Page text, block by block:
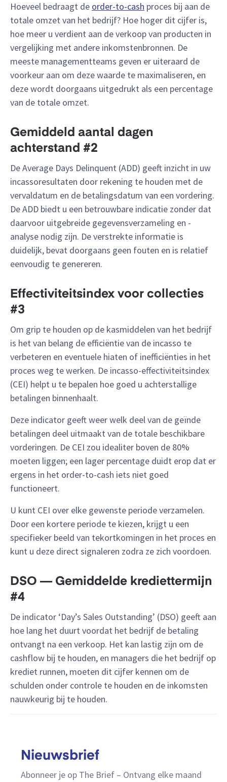
Hoeveel bedraagt de order-to-cash proces bij aan de
totale omzet van het bedrijf? Hoe hoger dit cijfer is,
hoe meer u verdient aan de verkoop van producten in
vergelijking met andere inkomstenbronnen. De
meeste managementteams geven er uiteraard de
voorkeur aan om deze waarde te maximaliseren, en
deze wordt doorgaans uitgedrukt als een percentage
van de totale omzet.
Gemiddeld aantal dagen
achterstand #2
De Average Days Delinquent (ADD) geeft inzicht in uw
incassoresultaten door rekening te houden met de
vervaldatum en de betalingsdatum van een vordering.
De ADD biedt u een betrouwbare indicatie zonder dat
daarvoor uitgebreide gegevensverzameling en -
analyse nodig zijn. De verstrekte informatie is
duidelijk, bevat doorgaans geen fouten en is relatief
eenvoudig te genereren.
Effectiviteitsindex voor collecties
#3
Om grip te houden op de kasmiddelen van het bedrijf
is het van belang de efficiëntie van de incasso te
verbeteren en eventuele hiaten of inefficiënties in het
proces weg te werken. De incasso-effectiviteitsindex
(CEI) helpt u te bepalen hoe goed u achterstallige
betalingen binnenhaalt.
Deze indicator geeft weer welk deel van de geïnde
betalingen deel uitmaakt van de totale beschikbare
vorderingen. De CEI zou idealiter boven de 80%
moeten liggen; een lager percentage duidt erop dat er
ergens in het order-to-cash iets niet goed
functioneert.
U kunt CEI over elke gewenste periode verzamelen.
Door een kortere periode te kiezen, krijgt u een
specifieker beeld van tekortkomingen in het proces en
kunt u deze direct signaleren zodra ze zich voordoen.
DSO — Gemiddelde krediettermijn
#4
De indicator ‘Day’s Sales Outstanding’ (DSO) geeft aan
hoe lang het duurt voordat het bedrijf de betaling
ontvangt na een verkoop. Het kan lastig zijn om de
cashflow bij te houden, en managers die het bedrijf op
krediet runnen, moeten dit cijfer kennen om de
schulden onder controle te houden en de inkomsten
nauwkeurig bij te houden.
Nieuwsbrief
Abonneer je op The Brief – Ontvang elke maand